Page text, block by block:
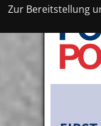
Zur Bereitstellung